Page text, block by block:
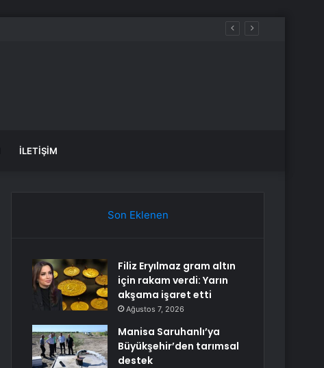
İLETIŞIM
Son Eklenen
Filiz Eryılmaz gram altın
için rakam verdi: Yarın
akşama işaret etti
Ağustos 7, 2026
Manisa Saruhanlı’ya
Büyükşehir’den tarımsal
destek